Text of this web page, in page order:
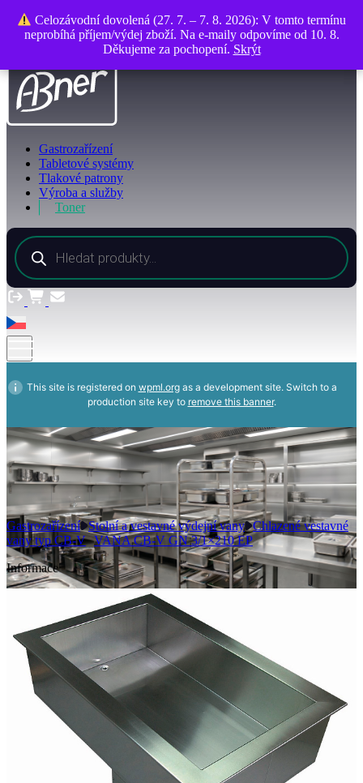
O společnosti
Kontakty
Gastrozařízení
Tabletové systémy
Tlakové patrony
Výroba a služby
Toner
Products
search
Celozávodní dovolená (27. 7. – 7. 8. 2026): V tomto termínu
neprobíhá příjem/výdej zboží. Na e-maily odpovíme od 10. 8.
Děkujeme za pochopení. Skrýt
This site is registered on wpml.orgas a development site. Switch to a
production site key to remove this banner.
Gastrozařízení Stolní a vestavné výdejní vany Chlazené vestavné
vany typ CB-V VANA CB-V GN 3/1×210 EP
Informace
Celozávodní dovolená (27. 7. – 7. 8. 2026): V tomto termínu
neprobíhá příjem/výdej zboží. Na e-maily odpovíme od 10. 8.
Děkujeme za pochopení. Skrýt